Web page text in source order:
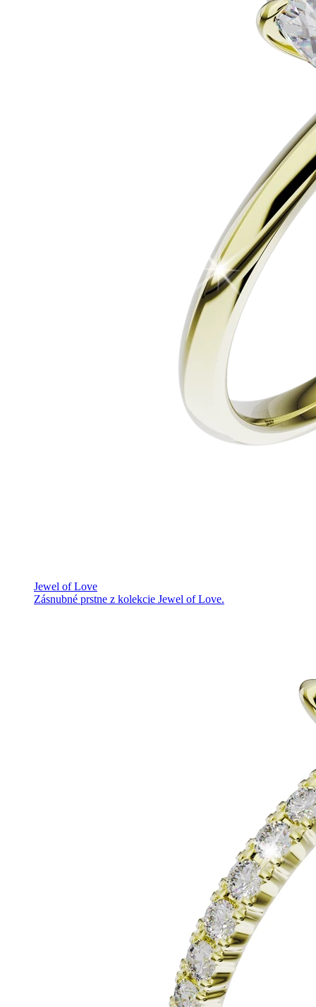
Jewel of Love
Zásnubné prstne z kolekcie Jewel of Love.